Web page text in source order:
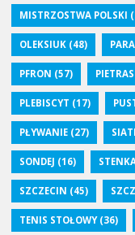
MISTRZOSTWA POLSKI
OLEKSIUK (48)
PFRON (57) PIETRAS
PLEBISCYT (17)
PŁYWANIE (27)
SONDEJ (16)
SZCZECIN (45)
TENIS STOŁOWY(36)